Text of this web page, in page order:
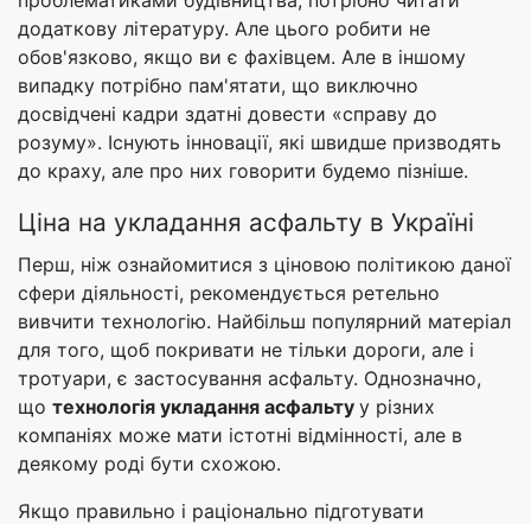
додаткову літературу. Але цього робити не
обов'язково, якщо ви є фахівцем. Але в іншому
випадку потрібно пам'ятати, що виключно
досвідчені кадри здатні довести «справу до
розуму». Існують інновації, які швидше призводять
до краху, але про них говорити будемо пізніше.
Ціна на укладання асфальту в Україні
Перш, ніж ознайомитися з ціновою політикою даної
сфери діяльності, рекомендується ретельно
вивчити технологію. Найбільш популярний матеріал
для того, щоб покривати не тільки дороги, але і
тротуари, є застосування асфальту. Однозначно,
що технологія укладання асфальту у різних
компаніях може мати істотні відмінності, але в
деякому роді бути схожою.
Якщо правильно і раціонально підготувати